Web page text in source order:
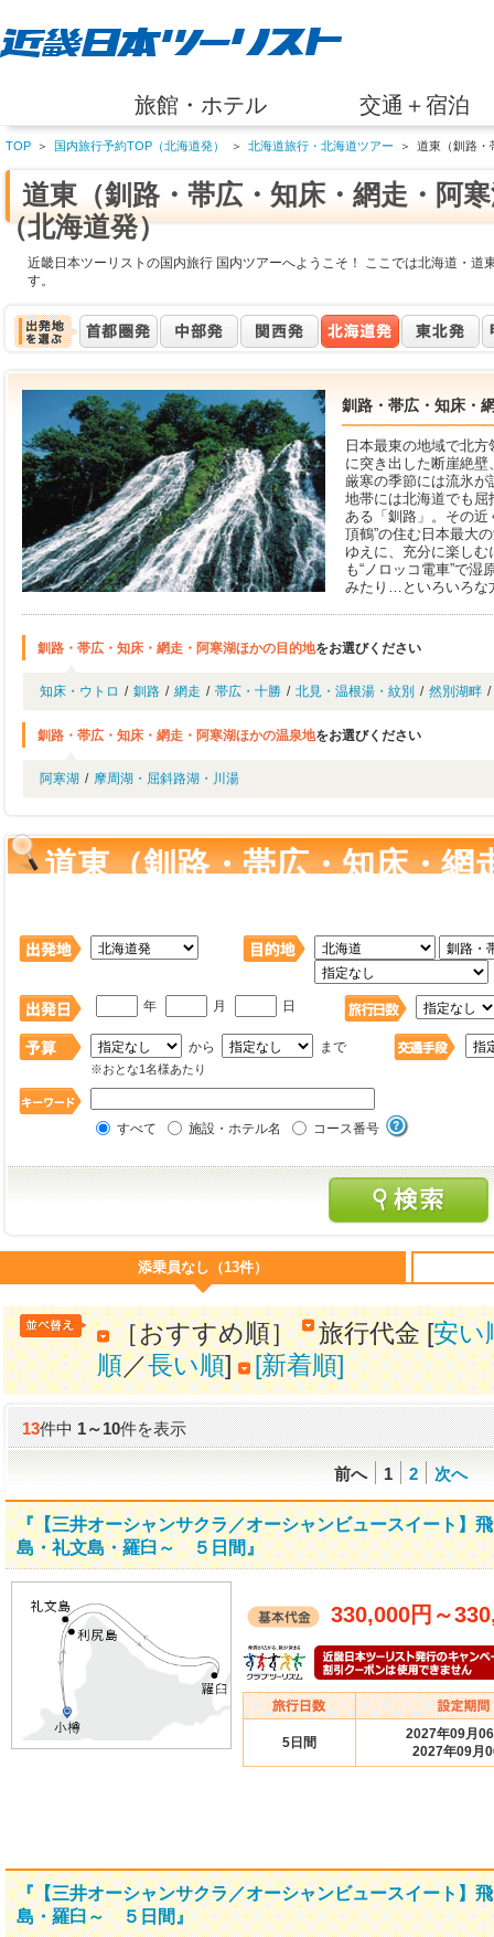
旅館・ホテル 交通＋宿泊
TOP ＞ 国内旅行予約TOP（北海道発） ＞ 北海道旅行・北海道ツアー ＞ 道東（釧路・
道東（釧路・帯広・知床・網走・阿
（北海道発）
近畿日本ツーリストの国内旅行 国内ツアーへようこそ！ ここでは北海道・道
す。
釧路・帯広・知床・
日本最東の地域で北
に突き出した断崖絶
厳寒の季節には流氷
地帯には北海道でも
ある「釧路」。その近
頂鶴”の住む日本最大
ゆえに、充分に楽し
も“ノロッコ電車”で
みたり…といろいろな
釧路・帯広・知床・網走・阿寒湖ほかの目的地をお選びください
知床・ウトロ / 釧路 / 網走 / 帯広・十勝 / 北見・温根湯・紋別 / 然別湖畔 /
釧路・帯広・知床・網走・阿寒湖ほかの温泉地をお選びください
阿寒湖 / 摩周湖・屈斜路湖・川湯
道東（釧路・帯広・知床・網
年 月 日
から まで
※おとな1名様あたり
すべて 施設・ホテル名 コース番号
添乗員なし（13件）
［おすすめ順］ 旅行代金 [安い
順／長い順] [新着順]
13件中1～10件を表示
前へ 1 2 次へ
『【三井オーシャンサクラ／オーシャンビュースイート】
島・礼文島・羅臼～ ５日間』
330,000円 ～
5日間
2027年09月
2027年09月
『【三井オーシャンサクラ／オーシャンビュースイート】
島・羅臼～ ５日間』